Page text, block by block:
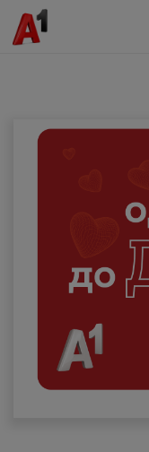
Поддршка
Надополни кредит
Плати сметка